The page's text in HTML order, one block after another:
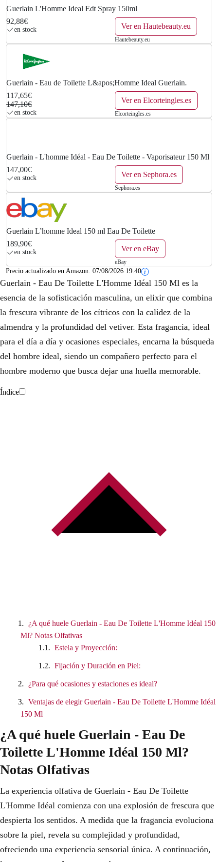
Guerlain L'Homme Ideal Edt Spray 150ml
92,88€
en stock Ver en Hautebeauty.eu
Hautebeauty.eu
Guerlain - Eau de Toilette L&apos;Homme Ideal Guerlain.
117,65€
147,10€
en stock
Ver en Elcorteingles.es
Elcorteingles.es
Guerlain - L'homme Idéal - Eau De Toilette - Vaporisateur 150 Ml
147,00€
en stock Ver en Sephora.es
Sephora.es
Guerlain L’homme Ideal 150 ml Eau De Toilette
189,90€
en stock Ver en eBay
eBay
Precio actualizado en Amazon: 07/08/2026 19:40
Guerlain - Eau De Toilette L'Homme Idéal 150 Ml es la
esencia de la sofisticación masculina, un elixir que combina
la frescura vibrante de los cítricos con la calidez de la
almendra y la profundidad del vetiver. Esta fragancia, ideal
para el día a día y ocasiones especiales, encarna la búsqueda
del hombre ideal, siendo un compañero perfecto para el
hombre moderno que busca dejar una huella memorable.
Índice
¿A qué huele Guerlain - Eau De Toilette L'Homme Idéal 150
Ml? Notas Olfativas
Estela y Proyección:
Fijación y Duración en Piel:
¿Para qué ocasiones y estaciones es ideal?
Ventajas de elegir Guerlain - Eau De Toilette L'Homme Idéal
150 Ml
¿A qué huele Guerlain - Eau De
Toilette L'Homme Idéal 150 Ml?
Notas Olfativas
La experiencia olfativa de Guerlain - Eau De Toilette
L'Homme Idéal comienza con una explosión de frescura que
despierta los sentidos. A medida que la fragancia evoluciona
sobre la piel, revela su complejidad y profundidad,
ofreciendo una experiencia sensorial única. A continuación,